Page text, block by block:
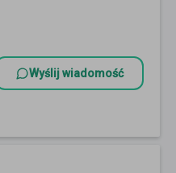
Wyślij wiadomość